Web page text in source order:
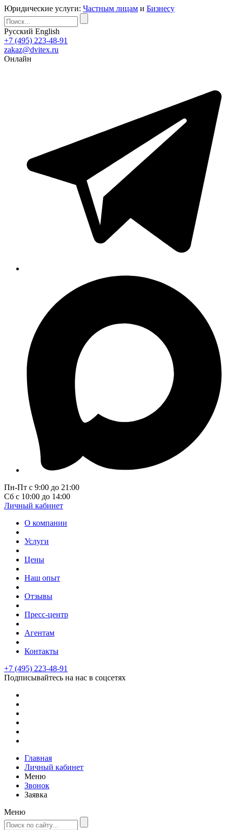
Юридические услуги: Частным лицам и Бизнесу
Русский English
+7 (495) 223-48-91
zakaz@dvitex.ru
Онлайн
Пн-Пт с 9:00 до 21:00
Сб с 10:00 до 14:00
Личный кабинет
О компании
Услуги
Цены
Наш опыт
Отзывы
Пресс-центр
Агентам
Контакты
+7 (495) 223-48-91
Подписывайтесь на нас в соцсетях
Главная
Личный кабинет
Меню
Звонок
Заявка
Меню